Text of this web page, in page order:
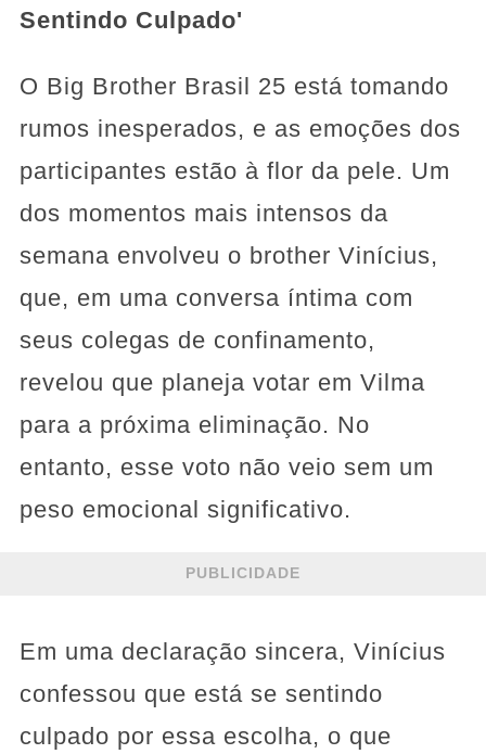
Sentindo Culpado'
O Big Brother Brasil 25 está tomando
rumos inesperados, e as emoções dos
participantes estão à flor da pele. Um
dos momentos mais intensos da
semana envolveu o brother Vinícius,
que, em uma conversa íntima com
seus colegas de confinamento,
revelou que planeja votar em Vilma
para a próxima eliminação. No
entanto, esse voto não veio sem um
peso emocional significativo.
PUBLICIDADE
Em uma declaração sincera, Vinícius
confessou que está se sentindo
culpado por essa escolha, o que